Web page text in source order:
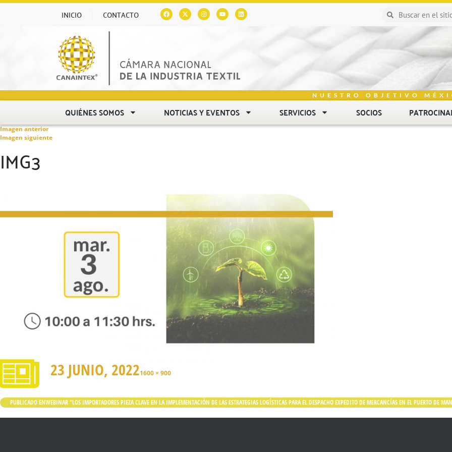
INICIO CONTACTO
NUESTRO OBJETIVO
QUIÉNES SOMOS NOTICIAS Y EVENTOS SERVICIOS SOCIOS
Imagen anterior
Imagen siguiente
IMG3
23 JUNIO, 20221600 × 900
PUBLICADO ENWEBINAR “LOS IMPORTADORES PIEZA CLAVE EN LA IMPLEMENTACIÓN DE LAS ESTRATEGIAS LOGÍSTICAS PARA EL DESPACHO EXPEDITO DE MERCANCÍAS EN EL PUERTO DE